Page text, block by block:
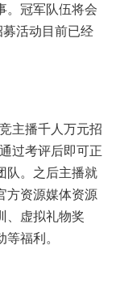
。冠军队伍将会
活动目前已经
主播千人万元招
过考评后即可正
队。之后主播就
方资源媒体资源
、虚拟礼物奖
福利。